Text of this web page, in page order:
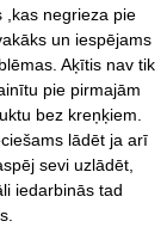
,kas negrieza pie
un iespējams
Aķītis nav tik
pie pirmajām
bez kreņķiem.
lādēt ja arī
sevi uzlādēt,
iedarbinās tad